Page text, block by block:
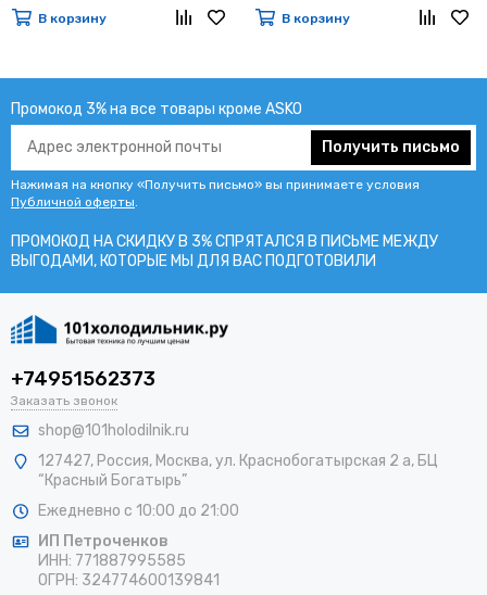
В корзину В корзину
Промокод 3% на все товары кроме ASKO
Получить письмо
Нажимая на кнопку «Получить письмо» вы принимаете условия
Публичной оферты
ПРОМОКОД НА СКИДКУ В 3% СПРЯТАЛСЯ В ПИCЬМЕ МЕЖДУ
ВЫГОДАМИ, КОТОРЫЕ МЫ ДЛЯ ВАС ПОДГОТОВИЛИ
+74951562373
Заказать звонок
shop@101holodilnik.ru
127427, Россия, Москва,ул. Краснобогатырская 2 а, БЦ
“Красный Богатырь”
Ежедневно с 10:00 до 21:00
ИП Петроченков
ИНН: 771887995585
ОГРН: 324774600139841